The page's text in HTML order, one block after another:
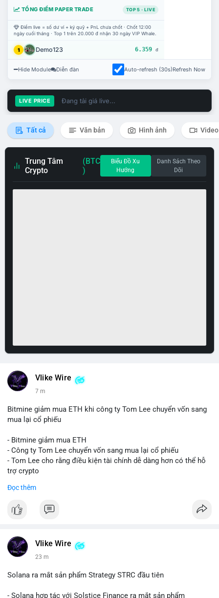
TỔNG ĐIỂM PAPER TRADE TOP 5 · LIVE
Điểm live = số dư ví + ký quỹ + PnL chưa chốt · Chốt 12:00
ngày cuối tháng · Top 1 trên 20.000 đ nhận 30 ngày VIP Whale.
1 Demo123 6.359 đ
Hide Module Diễn đàn Auto-refresh (30s)Refresh Now
LIVE PRICE Đang tải giá live...
Tất cả Văn bản Hình ảnh Video
Trung Tâm
Crypto
(BTC
)
Biểu Đồ Xu
Hướng
Danh Sách Theo
Dõi
Vlike Wire
7 m
Bitmine giảm mua ETH khi công ty Tom Lee chuyển vốn sang
mua lại cổ phiếu
- Bitmine giảm mua ETH
- Công ty Tom Lee chuyển vốn sang mua lại cổ phiếu
- Tom Lee cho rằng điều kiện tài chính dễ dàng hơn có thể hỗ
trợ crypto
nghỉ tháng 8
#binancesquare
#vlikevn #titanbot
📰 Nguồn: CoinDesk
Đọc thêm
Vlike Wire
23 m
Solana ra mắt sản phẩm Strategy STRC đầu tiên
- Solana hợp tác với Solstice Finance ra mắt sản phẩm